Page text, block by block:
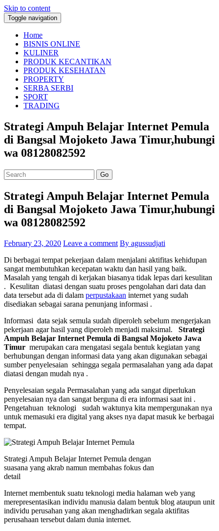
Skip to content
Toggle navigation
Home
BISNIS ONLINE
KULINER
PRODUK KECANTIKAN
PRODUK KESEHATAN
PROPERTY
SERBA SERBI
SPORT
TRADING
Strategi Ampuh Belajar Internet Pemula
di Bangsal Mojoketo Jawa Timur,hubungi
wa 08128082592
Go
Strategi Ampuh Belajar Internet Pemula
di Bangsal Mojoketo Jawa Timur,hubungi
wa 08128082592
February 23, 2020 Leave a comment By agussudjati
Di berbagai tempat pekerjaan dalam menjalani aktifitas kehidupan
sangat membutuhkan kecepatan waktu dan hasil yang baik.
Masalah yang tengah di kerjakan biasanya tidak lepas dari kesulitan
. Kesulitan diatasi dengan suatu proses pengolahan dari data dan
data tersebut ada di dalam perpustakaan internet yang sudah
disediakan sebagai sarana penunjang informasi .
Informasi data sejak semula sudah diperoleh sebelum mengerjakan
pekerjaan agar hasil yang diperoleh menjadi maksimal. Strategi
Ampuh Belajar Internet Pemula di Bangsal Mojoketo Jawa
Timur merupakan cara mengatasi segala bentuk kegiatan yang
berhubungan dengan informasi data yang akan digunakan sebagai
sumber penyelesaian sehingga segala permasalahan yang ada dapat
diatasi dengan mudah nya .
Penyelesaian segala Permasalahan yang ada sangat diperlukan
penyelesaian nya dan sangat berguna di era informasi saat ini .
Pengetahuan teknologi sudah waktunya kita mempergunakan nya
untuk memasuki era digital yang akses nya dapat masuk ke berbagai
tempat.
Strategi Ampuh Belajar Internet Pemula dengan
suasana yang akrab namun membahas fokus dan
detail
Internet membentuk suatu teknologi media halaman web yang
merepresentasikan individu manusia dalam bentuk blog ataupun unit
individu perusahan yang akan menghadirkan segala aktifitas
perusahaan tersebut dalam dunia internet.